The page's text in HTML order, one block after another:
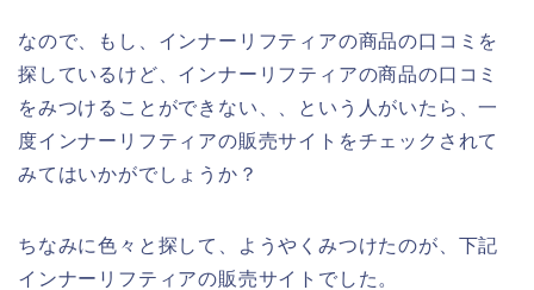
なので、もし、インナーリフティアの商品の口コミを
探しているけど、インナーリフティアの商品の口コミ
をみつけることができない、、という人がいたら、一
度インナーリフティアの販売サイトをチェックされて
みてはいかがでしょうか？
ちなみに色々と探して、ようやくみつけたのが、下記
インナーリフティアの販売サイトでした。